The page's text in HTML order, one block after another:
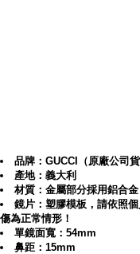
今天的你(妳)有何行程，
走什麼風格？是美艷風？
對方都是以看臉為主，所
可缺少的配件，選一款讓
品牌：GUCCI（原廠公司貨
產地：義大利
材質：金屬部分採用鋁合
鏡片：塑膠模板，請依照
傷為正常情形！
單鏡面寬：54mm
鼻距：15mm